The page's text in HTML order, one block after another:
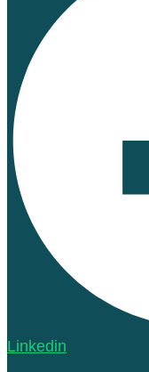
Linkedin